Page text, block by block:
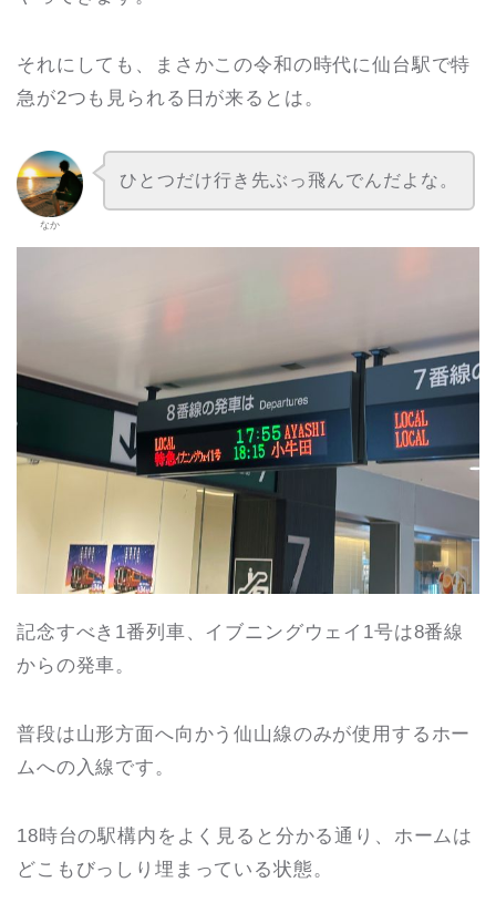
それにしても、まさかこの令和の時代に仙台駅で特
急が2つも見られる日が来るとは。
なか
ひとつだけ行き先ぶっ飛んでんだよな。
記念すべき1番列車、イブニングウェイ1号は8番線
からの発車。
普段は山形方面へ向かう仙山線のみが使用するホー
ムへの入線です。
18時台の駅構内をよく見ると分かる通り、ホームは
どこもびっしり埋まっている状態。